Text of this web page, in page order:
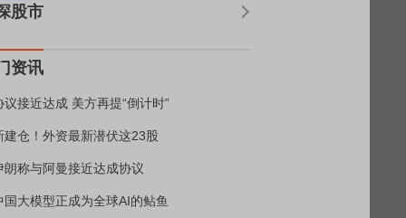
股市
资讯
议接近达成 美方再提“倒计时”
建仓！外资最新潜伏这23股
朗称与阿曼接近达成协议
国大模型正成为全球AI的鲇鱼